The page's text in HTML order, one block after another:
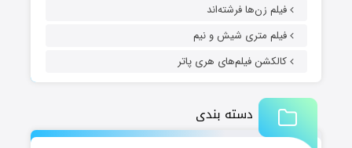
فیلم زن‌ها فرشته‌اند
فیلم متری شیش و نیم
کالکشن فیلم‌های هری پاتر
دسته بندی